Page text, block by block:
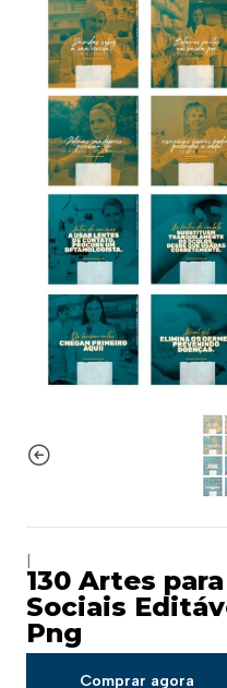
130 Artes
Sociais
Png
Comprar agora